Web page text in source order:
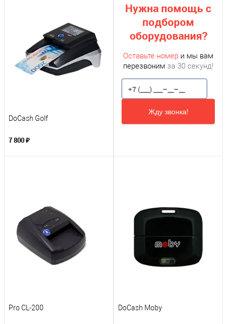
DoCash Golf
7 800 ₽
Нужна помощь с
подбором
оборудования?
Оставьте номер и мы вам
перезвоним за 30 секунд!
Жду звонка!
Pro CL-200 DoCash Moby